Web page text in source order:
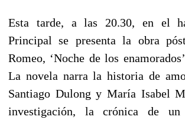
Esta tarde, a las 20.30, en el
Principal se presenta la obra
Romeo, ‘Noche de los
La novela narra la historia de
Santiago Dulong y María Isabel
investigación, la crónica de